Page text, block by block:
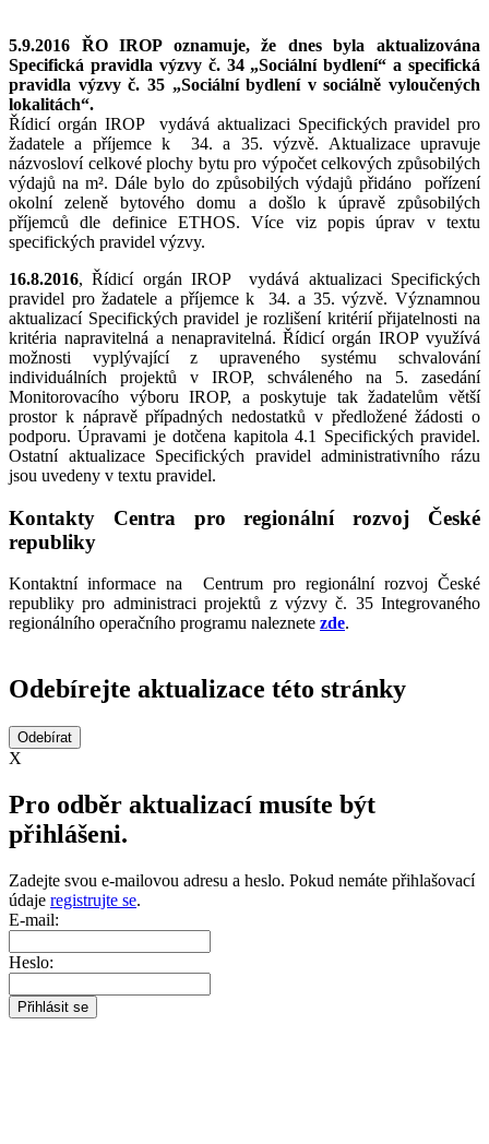
5.9.2016 ŘO IROP oznamuje, že dnes byla aktualizována
Specifická pravidla výzvy č. 34 „Sociální bydlení“ a specifická
pravidla výzvy č. 35 „Sociální bydlení v sociálně vyloučených
lokalitách“.
Řídicí orgán IROP vydává aktualizaci Specifických pravidel pro
žadatele a příjemce k 34. a 35. výzvě. Aktualizace upravuje
názvosloví celkové plochy bytu pro výpočet celkových způsobilých
výdajů na m². Dále bylo do způsobilých výdajů přidáno pořízení
okolní zeleně bytového domu a došlo k úpravě způsobilých
příjemců dle definice ETHOS. Více viz popis úprav v textu
specifických pravidel výzvy.
16.8.2016, Řídicí orgán IROP vydává aktualizaci Specifických
pravidel pro žadatele a příjemce k 34. a 35. výzvě. Významnou
aktualizací Specifických pravidel je rozlišení kritérií přijatelnosti na
kritéria napravitelná a nenapravitelná. Řídicí orgán IROP využívá
možnosti vyplývající z upraveného systému schvalování
individuálních projektů v IROP, schváleného na 5. zasedání
Monitorovacího výboru IROP, a poskytuje tak žadatelům větší
prostor k nápravě případných nedostatků v předložené žádosti o
podporu. Úpravami je dotčena kapitola 4.1 Specifických pravidel.
Ostatní aktualizace Specifických pravidel administrativního rázu
jsou uvedeny v textu pravidel.
Kontakty Centra pro regionální rozvoj České
republiky
Kontaktní informace na Centrum pro regionální rozvoj České
republiky pro administraci projektů z výzvy č. 35 Integrovaného
regionálního operačního programu naleznete zde.
Odebírejte aktualizace této stránky
X
Pro odběr aktualizací musíte být
přihlášeni.
Zadejte svou e-mailovou adresu a heslo. Pokud nemáte přihlašovací
údaje registrujte se.
E-mail:
Heslo: